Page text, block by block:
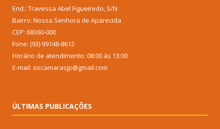
End.: Travessa Abel Figueiredo, S/N
Bairro: Nossa Senhora de Aparecida
CEP: 68360-000
Fone: (93) 99148-8612
Horário de atendimento: 08:00 às 13:00
E-mail: siccamarasjp@gmail.com
ÚLTIMAS PUBLICAÇÕES